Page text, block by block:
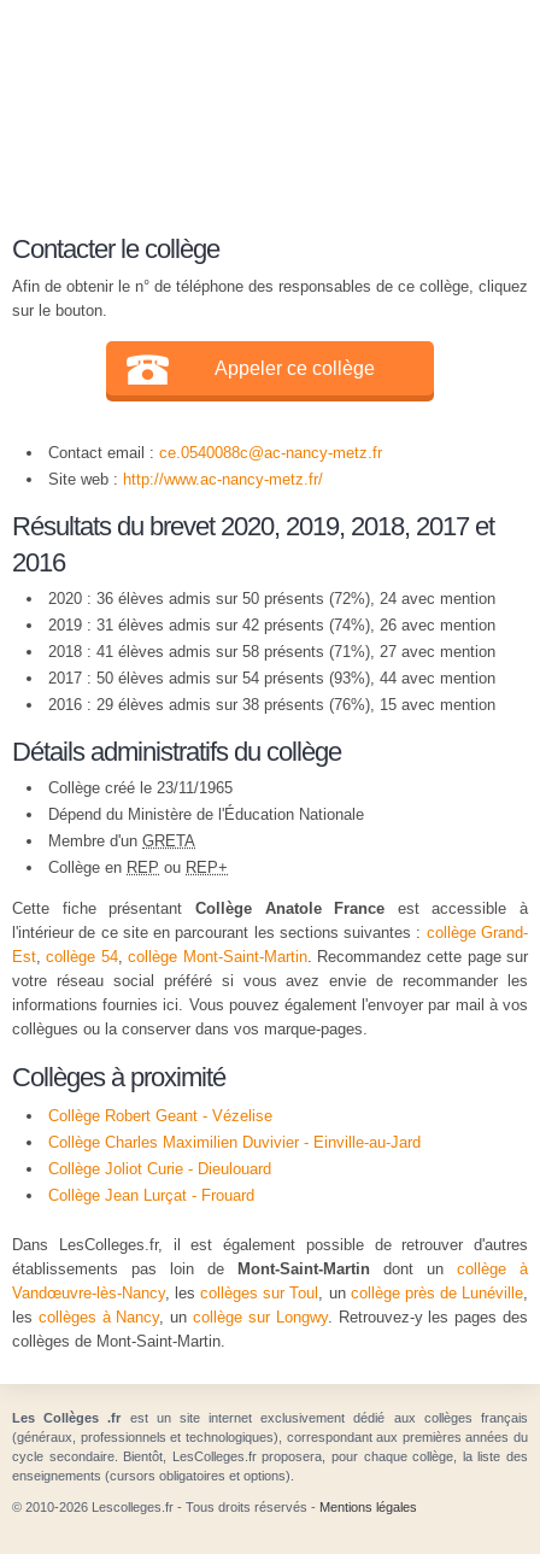
Contacter le collège
Afin de obtenir le n° de téléphone des responsables de ce collège, cliquez
sur le bouton.
Appeler ce collège
Contact email : ce.0540088c@ac-nancy-metz.fr
Site web : http://www.ac-nancy-metz.fr/
Résultats du brevet 2020, 2019, 2018, 2017 et
2016
2020 : 36 élèves admis sur 50 présents (72%), 24 avec mention
2019 : 31 élèves admis sur 42 présents (74%), 26 avec mention
2018 : 41 élèves admis sur 58 présents (71%), 27 avec mention
2017 : 50 élèves admis sur 54 présents (93%), 44 avec mention
2016 : 29 élèves admis sur 38 présents (76%), 15 avec mention
Détails administratifs du collège
Collège créé le 23/11/1965
Dépend du Ministère de l'Éducation Nationale
Membre d'un GRETA
Collège en REP ou REP+
Cette fiche présentant Collège Anatole France est accessible à
l'intérieur de ce site en parcourant les sections suivantes : collège Grand-
Est,collège 54,collège Mont-Saint-Martin. Recommandez cette page sur
votre réseau social préféré si vous avez envie de recommander les
informations fournies ici. Vous pouvez également l'envoyer par mail à vos
collègues ou la conserver dans vos marque-pages.
Collèges à proximité
Collège Robert Geant - Vézelise
Collège Charles Maximilien Duvivier - Einville-au-Jard
Collège Joliot Curie - Dieulouard
Collège Jean Lurçat - Frouard
Dans LesColleges.fr, il est également possible de retrouver d'autres
établissements pas loin de
Mont-Saint-Martin dont un collège à
Vandœuvre-lès-Nancy, lescollèges sur Toul , un collège près de Lunéville,
les collèges à Nancy, uncollège sur Longwy. Retrouvez-y les pages des
collèges de Mont-Saint-Martin.
Les Collèges .fr est un site internet exclusivement dédié aux collèges français
(généraux, professionnels et technologiques), correspondant aux premières années du
cycle secondaire. Bientôt, LesColleges.fr proposera, pour chaque collège, la liste des
enseignements (cursors obligatoires et options).
© 2010-2026 Lescolleges.fr - Tous droits réservés - Mentions légales